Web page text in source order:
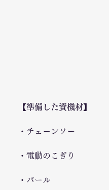
【準備した資機材】
・チェーンソー
・電動のこぎり
・バール